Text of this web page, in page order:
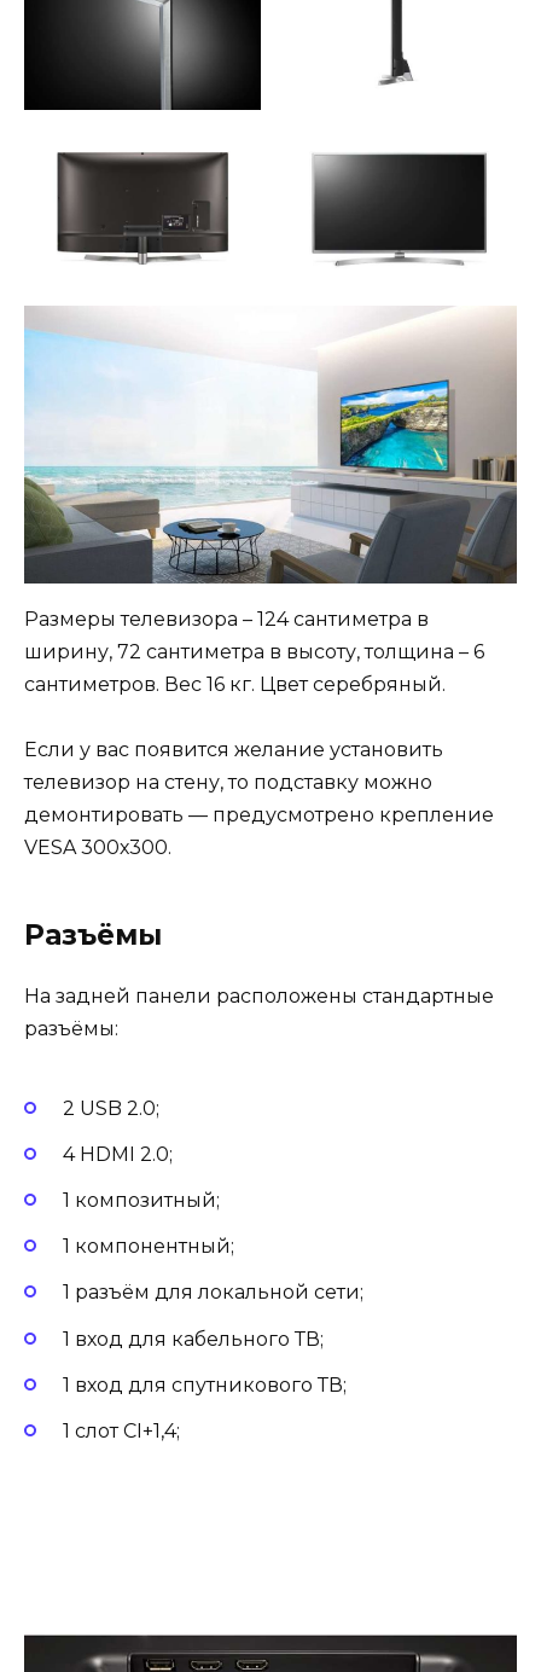
Размеры телевизора – 124 сантиметра в
ширину, 72 сантиметра в высоту, толщина – 6
сантиметров. Вес 16 кг. Цвет серебряный.
Если у вас появится желание установить
телевизор на стену, то подставку можно
демонтировать — предусмотрено крепление
VESA 300х300.
Разъёмы
На задней панели расположены стандартные
разъёмы:
2 USB 2.0;
4 HDMI 2.0;
1 композитный;
1 компонентный;
1 разъём для локальной сети;
1 вход для кабельного ТВ;
1 вход для спутникового ТВ;
1 слот CI+1,4;